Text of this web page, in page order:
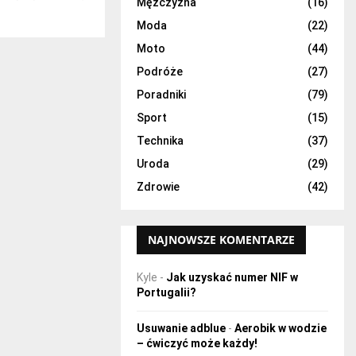
Moda
(22)
Moto
(44)
Podróże
(27)
Poradniki
(79)
Sport
(15)
Technika
(37)
Uroda
(29)
Zdrowie
(42)
NAJNOWSZE KOMENTARZE
Kyle - Jak uzyskać numer NIF w
Portugalii?
Usuwanie adblue- Aerobik w wodzie
– ćwiczyć może każdy!